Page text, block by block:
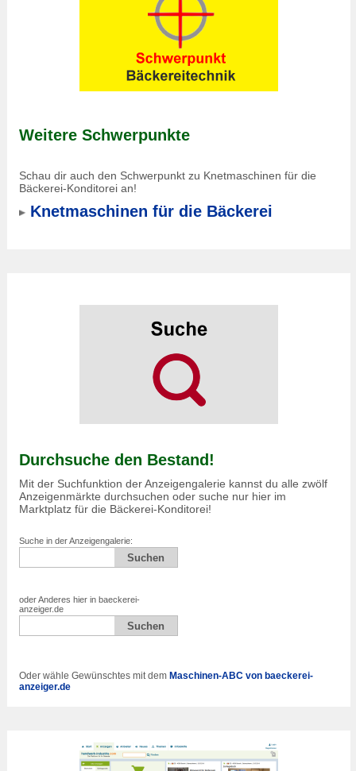
Weitere Schwerpunkte
Schau dir auch den Schwerpunkt zu Knetmaschinen für die
Bäckerei-Konditorei an!
Knetmaschinen für die Bäckerei
Durchsuche den Bestand!
Mit der Suchfunktion der Anzeigengalerie kannst du alle zwölf
Anzeigenmärkte durchsuchen oder suche nur hier im
Marktplatz für die Bäckerei-Konditorei!
Suche in der Anzeigengalerie:
oder Anderes hier in baeckerei-
anzeiger.de
Oder wähle Gewünschtes mit dem Maschinen-ABC von baeckerei-
anzeiger.de